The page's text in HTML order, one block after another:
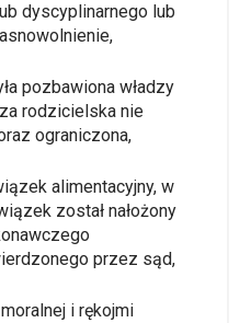
dyscyplinarnego lub
pozbawiona władzy
rodzicielska nie
ograniczona,
alimentacyjny, w
został nałożony
przez sąd,
i rękojmi